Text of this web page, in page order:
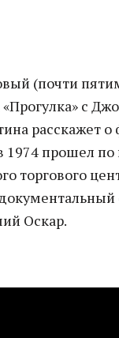
(почти
с
расскажет
1974 прошел
торгового
Оскар.